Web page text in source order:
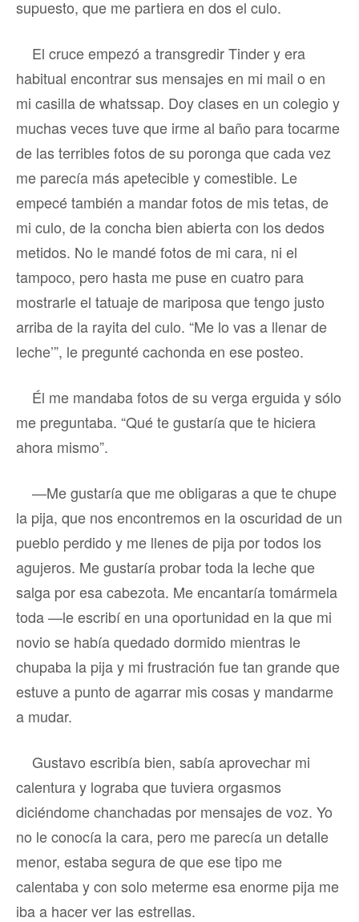
supuesto, que me partiera en dos el culo.
El cruce empezó a transgredir Tinder y era
habitual encontrar sus mensajes en mi mail o en
mi casilla de whatssap. Doy clases en un colegio y
muchas veces tuve que irme al baño para tocarme
de las terribles fotos de su poronga que cada vez
me parecía más apetecible y comestible. Le
empecé también a mandar fotos de mis tetas, de
mi culo, de la concha bien abierta con los dedos
metidos. No le mandé fotos de mi cara, ni el
tampoco, pero hasta me puse en cuatro para
mostrarle el tatuaje de mariposa que tengo justo
arriba de la rayita del culo. “Me lo vas a llenar de
leche’”, le pregunté cachonda en ese posteo.
Él me mandaba fotos de su verga erguida y sólo
me preguntaba. “Qué te gustaría que te hiciera
ahora mismo”.
—Me gustaría que me obligaras a que te chupe
la pija, que nos encontremos en la oscuridad de un
pueblo perdido y me llenes de pija por todos los
agujeros. Me gustaría probar toda la leche que
salga por esa cabezota. Me encantaría tomármela
toda —le escribí en una oportunidad en la que mi
novio se había quedado dormido mientras le
chupaba la pija y mi frustración fue tan grande que
estuve a punto de agarrar mis cosas y mandarme
a mudar.
Gustavo escribía bien, sabía aprovechar mi
calentura y lograba que tuviera orgasmos
diciéndome chanchadas por mensajes de voz. Yo
no le conocía la cara, pero me parecía un detalle
menor, estaba segura de que ese tipo me
calentaba y con solo meterme esa enorme pija me
iba a hacer ver las estrellas.